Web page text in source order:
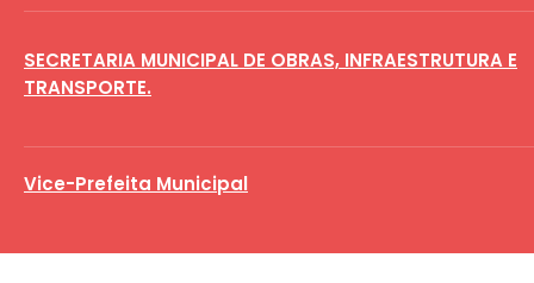
SECRETARIA MUNICIPAL DE OBRAS, INFRAESTRUTURA E
TRANSPORTE.
Vice-Prefeita Municipal